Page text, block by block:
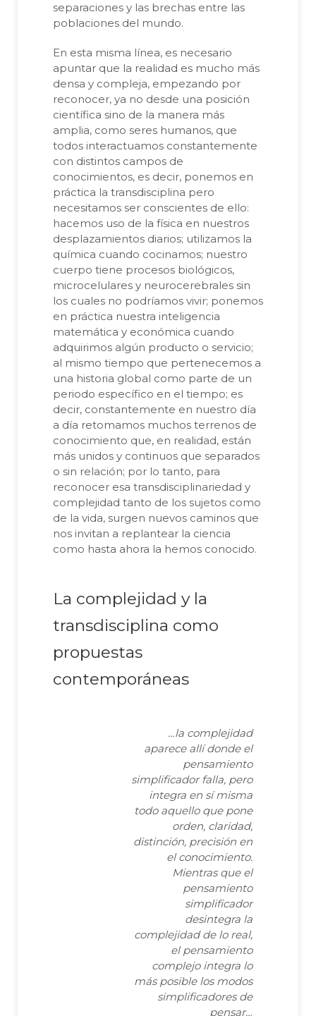
separaciones y las brechas entre las
poblaciones del mundo.
En esta misma línea, es necesario
apuntar que la realidad es mucho más
densa y compleja, empezando por
reconocer, ya no desde una posición
científica sino de la manera más
amplia, como seres humanos, que
todos interactuamos constantemente
con distintos campos de
conocimientos, es decir, ponemos en
práctica la transdisciplina pero
necesitamos ser conscientes de ello:
hacemos uso de la física en nuestros
desplazamientos diarios; utilizamos la
química cuando cocinamos; nuestro
cuerpo tiene procesos biológicos,
microcelulares y neurocerebrales sin
los cuales no podríamos vivir; ponemos
en práctica nuestra inteligencia
matemática y económica cuando
adquirimos algún producto o servicio;
al mismo tiempo que pertenecemos a
una historia global como parte de un
periodo específico en el tiempo; es
decir, constantemente en nuestro día
a día retomamos muchos terrenos de
conocimiento que, en realidad, están
más unidos y continuos que separados
o sin relación; por lo tanto, para
reconocer esa transdisciplinariedad y
complejidad tanto de los sujetos como
de la vida, surgen nuevos caminos que
nos invitan a replantear la ciencia
como hasta ahora la hemos conocido.
La complejidad y la
transdisciplina como
propuestas
contemporáneas
…la complejidad
aparece allí donde el
pensamiento
simplificador falla, pero
integra en sí misma
todo aquello que pone
orden, claridad,
distinción, precisión en
el conocimiento.
Mientras que el
pensamiento
simplificador
desintegra la
complejidad de lo real,
el pensamiento
complejo integra lo
más posible los modos
simplificadores de
pensar…